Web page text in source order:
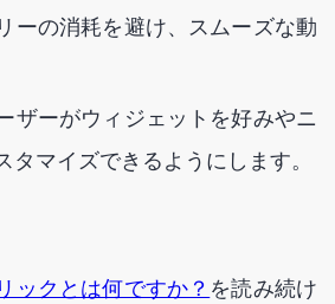
ーの消耗を避け、スムーズな動
ザーがウィジェットを好みやニ
タマイズできるようにします。
ックとは何ですか？ を読み続け